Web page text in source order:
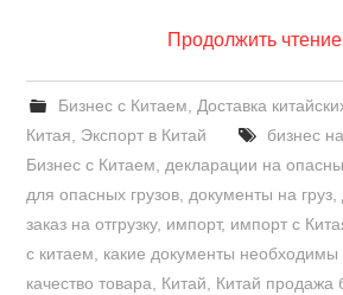
Продолжить чтение
Бизнес с Китаем Доставка
Китая
Экспорт в Китай бизнес
Бизнес с Китаем
декларации на
для опасных грузов документы на груз
заказ на отгрузку, импорт, импорт с
с китаем
какие документы необходимы
качество товара
Китай Китай продажа